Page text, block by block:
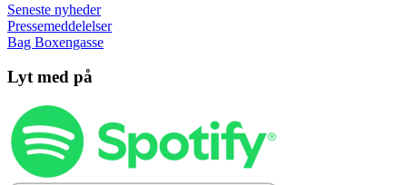
Seneste nyheder
Pressemeddelelser
Bag Boxengasse
Lyt med på